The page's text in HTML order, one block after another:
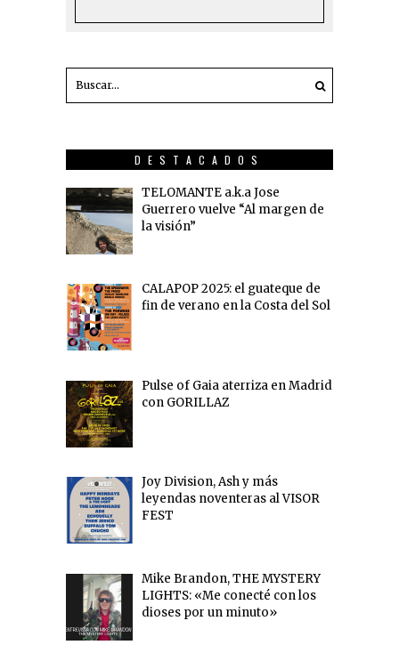
DESTACADOS
TELOMANTE a.k.a Jose
Guerrero vuelve “Al margen de
la visión”
CALAPOP 2025: el guateque de
fin de verano en la Costa del Sol
Pulse of Gaia aterriza en Madrid
con GORILLAZ
Joy Division, Ash y más
leyendas noventeras al VISOR
FEST
Mike Brandon, THE MYSTERY
LIGHTS: «Me conecté con los
dioses por un minuto»